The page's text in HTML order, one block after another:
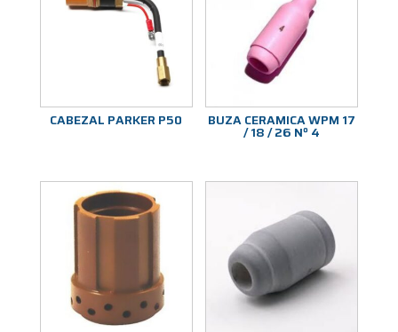
CABEZAL PARKER P50 BUZA CERAMICA WPM 17
/ 18 / 26 Nº 4